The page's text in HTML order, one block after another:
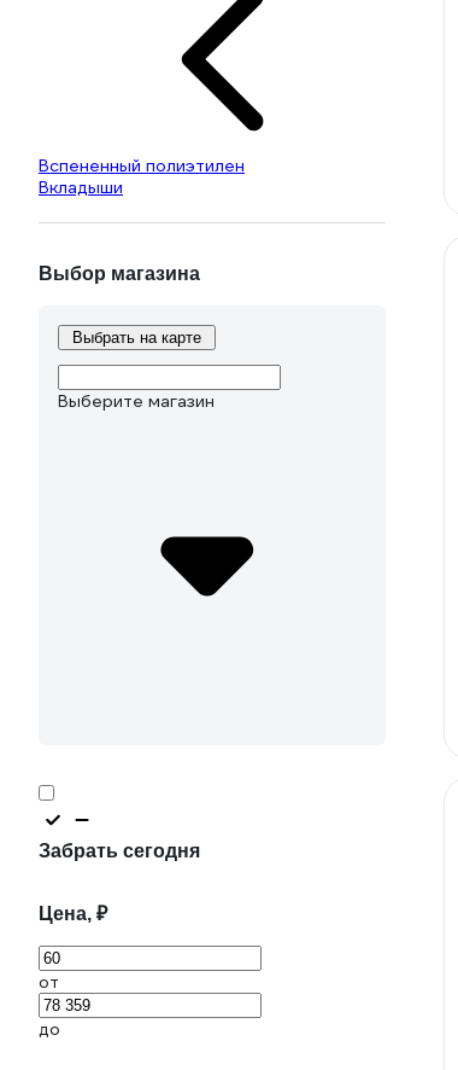
Вспененный полиэтилен
Вкладыши
Выбор магазина
Выбрать на карте
Выберите магазин
Забрать сегодня
Цена, ₽
от
до